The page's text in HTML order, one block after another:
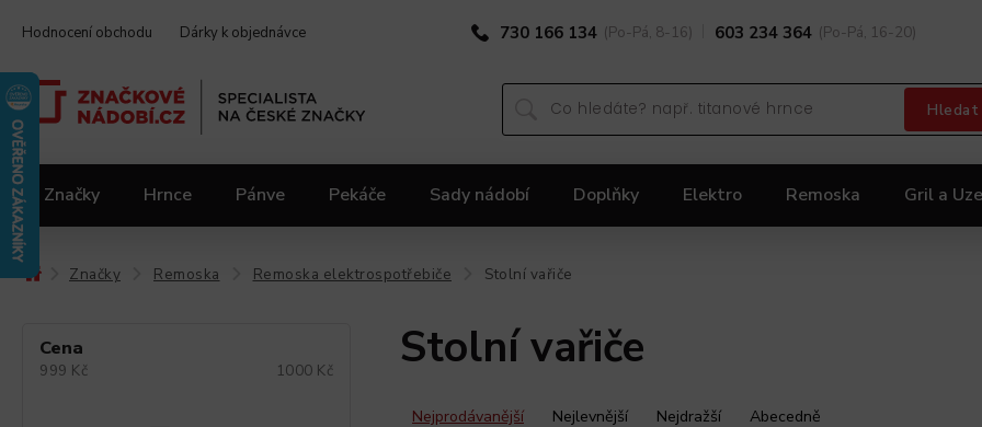
730 166 134 (Po-Pá, 8-16) 603 234 364 (Po-Pá, 16-20)
Hodnocení obchodu Dárky k objednávce
Hledat
Značky Hrnce Pánve Pekáče Sady nádobí Doplňky Elektro Remoska Gril a
Značky Remoska Remoska elektrospotřebiče Stolní vařiče
Cena
999 Kč 1000 Kč Stolní vařiče
Nejprodávanější Nejlevnější Nejdražší Abecedně